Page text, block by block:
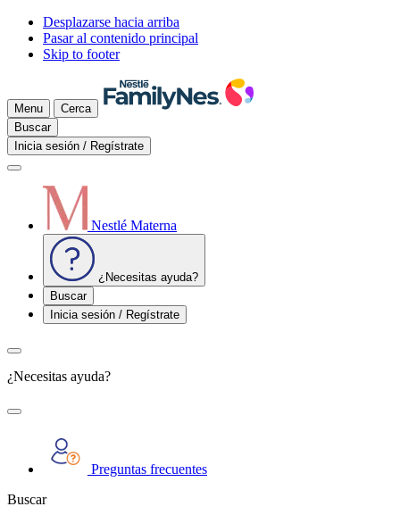
Desplazarse hacia arriba
Pasar al contenido principal
Skip to footer
Menu
Cerca
Buscar
Inicia sesión / Regístrate
Nestlé Materna
¿Necesitas ayuda?
Buscar
Inicia sesión / Regístrate
¿Necesitas ayuda?
Preguntas frecuentes
Buscar